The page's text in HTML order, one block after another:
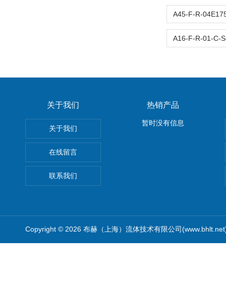
关于我们
关于我们
在线留言
联系我们
热销产品
暂时没有信息
Copyright © 2026 布赫（上海）流体技术有限公司